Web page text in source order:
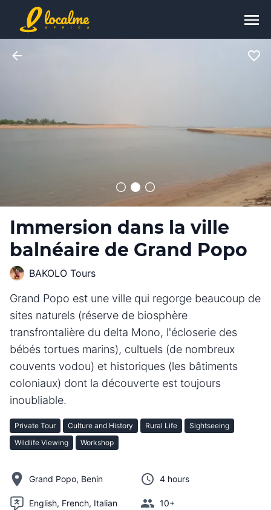
Immersion dans la ville
balnéaire de Grand Popo
BAKOLO Tours
Grand Popo est une ville qui regorge beaucoup de
sites naturels (réserve de biosphère
transfrontalière du delta Mono, l'écloserie des
bébés tortues marins), cultuels (de nombreux
couvents vodou) et historiques (les bâtiments
coloniaux) dont la découverte est toujours
inoubliable.
Private Tour Culture and History Rural Life
Sightseeing
Wildlife Viewing
Workshop
Grand Popo, Benin 4 hours
English, French, Italian 10+